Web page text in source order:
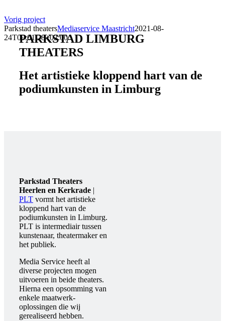
Vorig project
Parkstad theatersMediaservice Maastricht2021-08-
24T09:01:28+02:00
PARKSTAD LIMBURG
THEATERS
Het artistieke kloppend hart van de
podiumkunsten in Limburg
Parkstad Theaters
Heerlen en Kerkrade
PLT vormt het artistieke
kloppend hart van de
podiumkunsten in Limburg.
PLT is intermediair tussen
kunstenaar, theatermaker en
het publiek.
Media Service heeft al
diverse projecten mogen
uitvoeren in beide theaters.
Hierna een opsomming van
enkele maatwerk-
oplossingen die wij
gerealiseerd hebben.